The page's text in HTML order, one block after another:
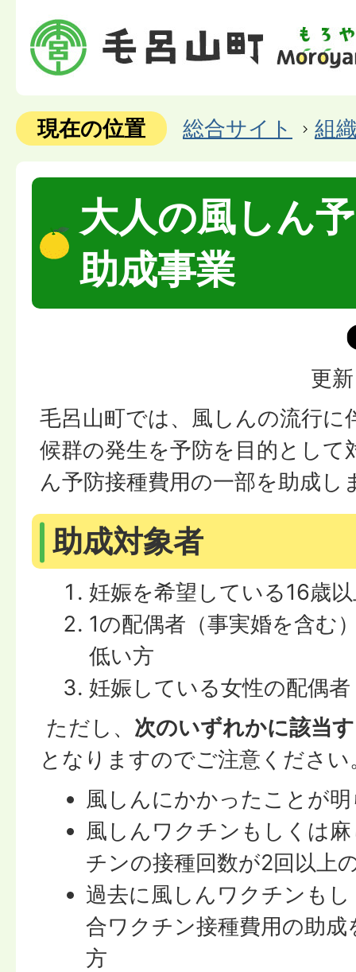
現在の位置 総合サイト 組
大人の風しん
助成事業
更
毛呂山町では、風しんの流行に
候群の発生を予防を目的として
ん予防接種費用の一部を助成し
助成対象者
妊娠を希望している16歳
1の配偶者（事実婚を含む
低い方
妊娠している女性の配偶
ただし、 次のいずれかに該当
となりますのでご注意ください
風しんにかかったことが
風しんワクチンもしくは
チンの接種回数が2回以上
過去に風しんワクチンも
合ワクチン接種費用の助
方